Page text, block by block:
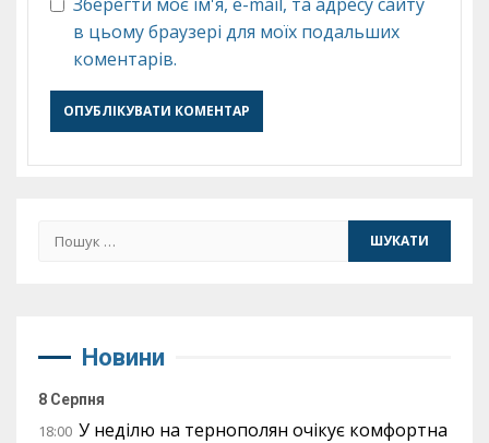
в цьому браузері для моїх подальших
коментарів.
Пошук:
Новини
8 Серпня
18:00 У неділю на тернополян очікує комфортна